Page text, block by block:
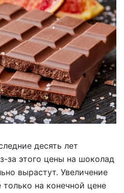
десять лет
за этого цены на шоколад
вырастут. Увеличение
на конечной цене